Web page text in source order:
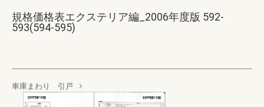
規格価格表エクステリア編_2006年度版 592-
593(594-595)
車庫まわり 引戸